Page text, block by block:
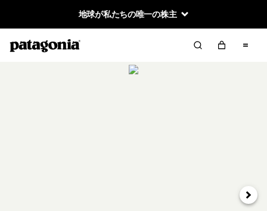
地球が私たちの唯一の株主
次へ